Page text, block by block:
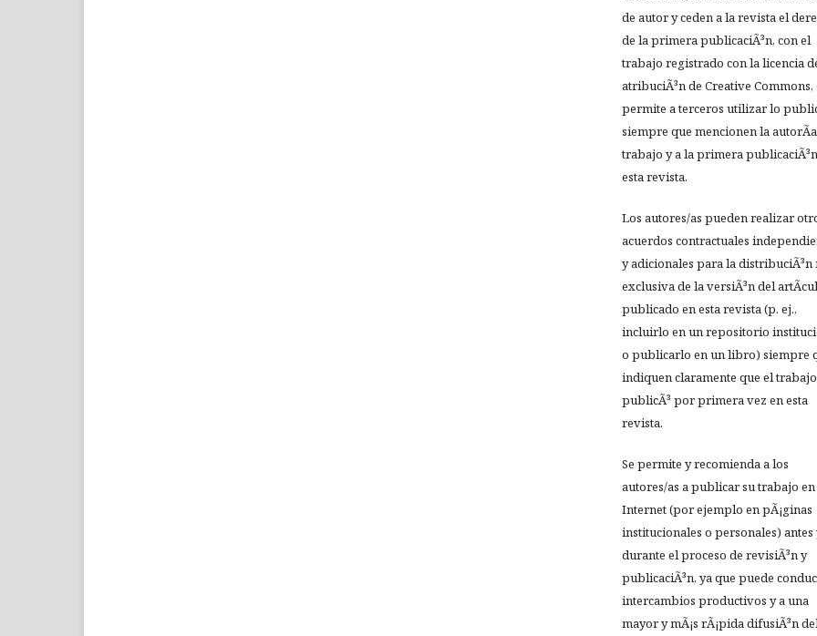
de autor y ceden a la revista el
de la primera publicaciÃ³n, con el
trabajo registrado con la licencia
atribuciÃ³n de Creative Commons,
permite a terceros utilizar lo
siempre que mencionen la
trabajo y a la primera
esta revista.
Los autores/as pueden realizar
acuerdos contractuales
y adicionales para la distribuciÃ³n
exclusiva de la versiÃ³n del
publicado en esta revista (p. ej.,
incluirlo en un repositorio
o publicarlo en un libro) siempre
indiquen claramente que el
publicÃ³ por primera vez en esta
revista.
Se permite y recomienda a los
autores/as a publicar su trabajo en
Internet (por ejemplo en pÃ¡ginas
institucionales o personales) antes
durante el proceso de revisiÃ³n y
publicaciÃ³n, ya que puede
intercambios productivos y a una
mayor y mÃ¡s rÃ¡pida difusiÃ³n